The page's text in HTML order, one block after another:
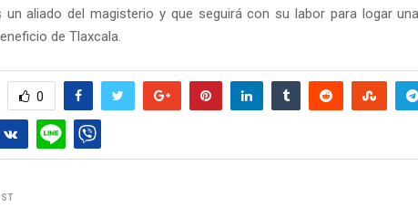
un aliado del magisterio y que seguirá con su labor para logar
de Tlaxcala.
0